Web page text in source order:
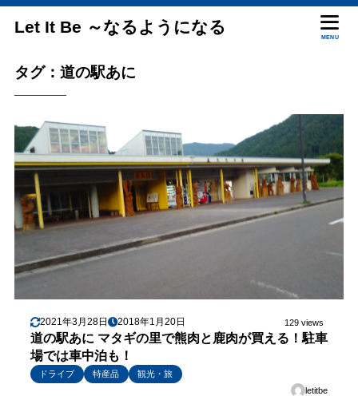
Let It Be ～なるようになる
MENU
タグ：道の駅あに
2021年3月28日 2018年1月20日 129 views
道の駅あに マタギの里で熊肉と鹿肉が買える！駐車
場では車中泊も！
ドライブ 特産品
観光・旅
letitbe